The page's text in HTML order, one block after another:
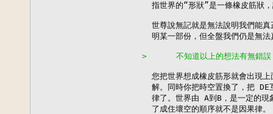
指世界的“形狀”是一條橡皮筋狀
世尊說無記就是無法說明我們能
明某一部份，但全盤我們仍是無法
>      不知道以上的想法有無錯誤
您把世界想成橡皮筋形就會出現
解。同時你把時空置換了，把 DE
律了。世界由 A到B，是一定的
  了成住壞空的順序就不是因果律。